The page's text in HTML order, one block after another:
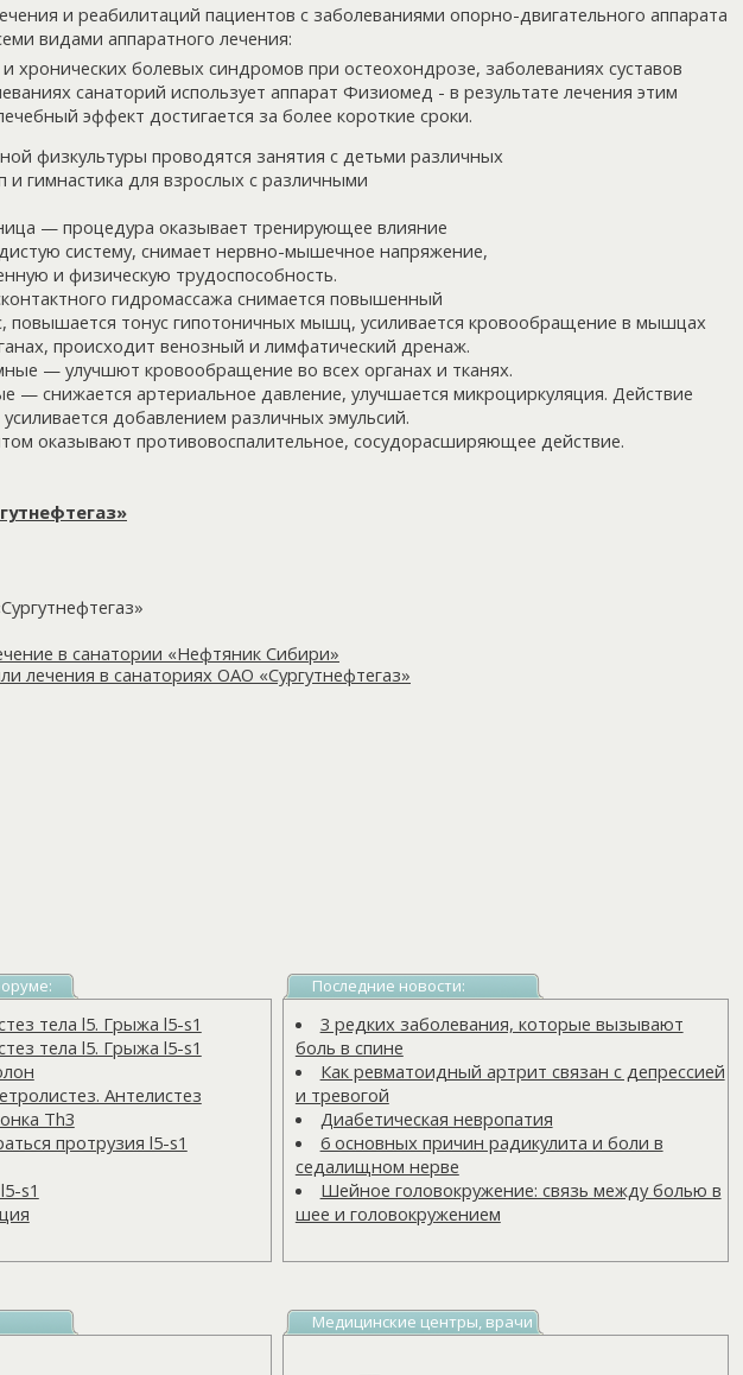
и реабилитаций пациентов с заболеваниями опорно-двигательного аппарата
видами аппаратного лечения:
хронических болевых синдромов при остеохондрозе, заболеваниях суставов
санаторий использует аппарат Физиомед - в результате лечения этим
эффект достигается за более короткие сроки.
физкультуры проводятся занятия с детьми различных
и гимнастика для взрослых с различными
— процедура оказывает тренирующее влияние
систему, снимает нервно-мышечное напряжение,
и физическую трудоспособность.
гидромассажа снимается повышенный
повышается тонус гипотоничных мышц, усиливается кровообращение в мышцах
происходит венозный и лимфатический дренаж.
— улучшют кровообращение во всех органах и тканях.
— снижается артериальное давление, улучшается микроциркуляция. Действие
добавлением различных эмульсий.
оказывают противовоспалительное, сосудорасширяющее действие.
в санатории «Нефтяник Сибири»
лечения в санаториях ОАО «Сургутнефтегаз»
тела l5. Грыжа l5-s1
тела l5. Грыжа l5-s1
Антелистез
Тh3
протрузия l5-s1
s1
Последние новости:
3 редких заболевания, которые вызывают
боль в спине
Как ревматоидный артрит связан с депрессией
и тревогой
Диабетическая невропатия
6 основных причин радикулита и боли в
седалищном нерве
Шейное головокружение: связь между болью в
шее и головокружением
Медицинские центры, врачи